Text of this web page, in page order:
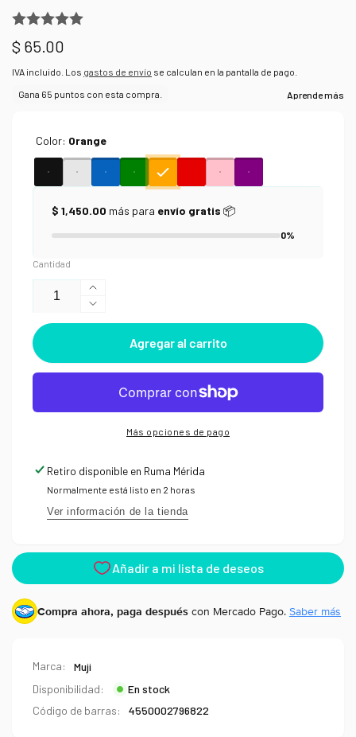
Precio
habitual
$ 65.00
IVA incluido. Los gastos de envío se calculan en la pantalla de pago.
Color: Orange
$ 1,450.00 más para envío gratis 📦
0%
Cantidad
Aumentar
cantidad
para
Pluma
de
Gel
0.5
Reducir
cantidad
Pluma
de
Muji
Agregar al carrito
Más opciones de pago
Retiro disponible en Ruma Mérida
Normalmente está listo en 2 horas
Ver información de la tienda
Compra ahora, paga después con Mercado Pago. Saber más
Marca:
Muji
Disponibilidad:
En stock
Código de barras:
4550002796822